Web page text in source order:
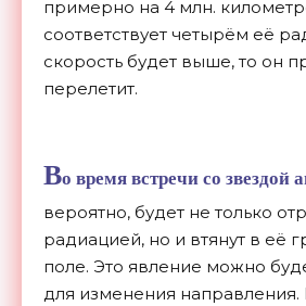
примерно на 4 млн.
соответствует четырём её
скорость будет выше, то он
перелетит.
Во время встречи со звездой
вероятно, будет не только
радиацией, но и втянут в её
поле. Это явление можно
для изменения